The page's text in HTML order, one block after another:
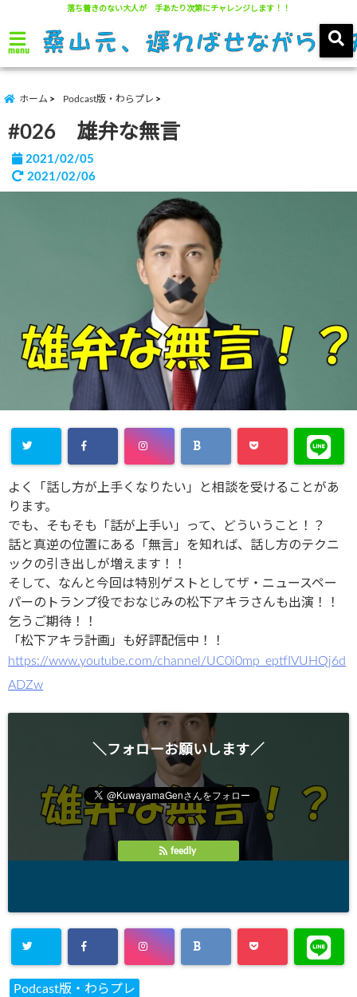
落ち着きのない大人が 手あたり次第にチャレンジします！！
menu
ホーム Podcast版・わらプレ
#026 雄弁な無言
2021/02/05
2021/02/06
よく「話し方が上手くなりたい」と相談を受けることがあ
ります。
でも、そもそも「話が上手い」って、どういうこと！？
話と真逆の位置にある「無言」を知れば、話し方のテクニ
ックの引き出しが増えます！！
そして、なんと今回は特別ゲストとしてザ・ニュースペー
パーのトランプ役でおなじみの松下アキラさんも出演！！
乞うご期待！！
「松下アキラ計画」も好評配信中！！
https://www.youtube.com/channel/UC0i0mp_eptfIVUHQj6d
ADZw
＼フォローお願いします／
feedly
Podcast版・わらプレ